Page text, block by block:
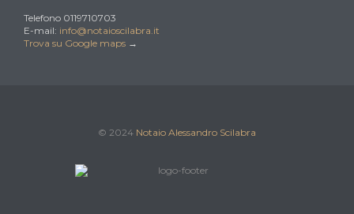
Telefono 0119710703
E-mail: info@notaioscilabra.it
Trova su Google maps →
© 2024 Notaio Alessandro Scilabra